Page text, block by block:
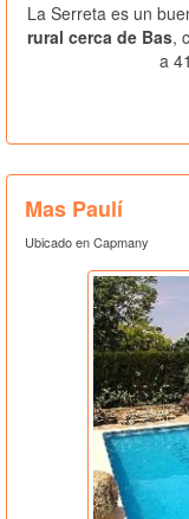
La Serreta es un
rural cerca de Bas,
a
Mas Paulí
Ubicado en Capmany